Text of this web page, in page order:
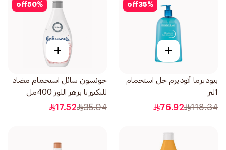
35%
off
+
بيوديرما أتوديرم جل استحمام
1لتر
118.34
76.92
50%
off
+
جونسون سائل استحمام مضاد
للبكتيريا بزهر اللوز 400مل
35.04
17.52